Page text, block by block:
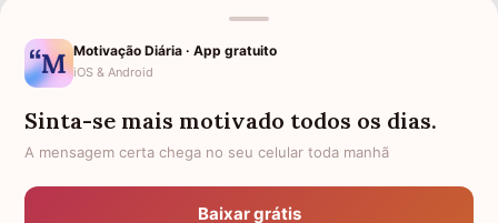
Mensagens de saudade que tocam o coração e
expressam falta
Mensagens de otimismo que vão encher você de
confiança
Mensagens para namorado: declare o seu amor com
Motivação Diária · App gratuito
iOS & Android
Sinta-se mais motivado todos os dias.
A mensagem certa chega no seu celular toda manhã
Baixar grátis